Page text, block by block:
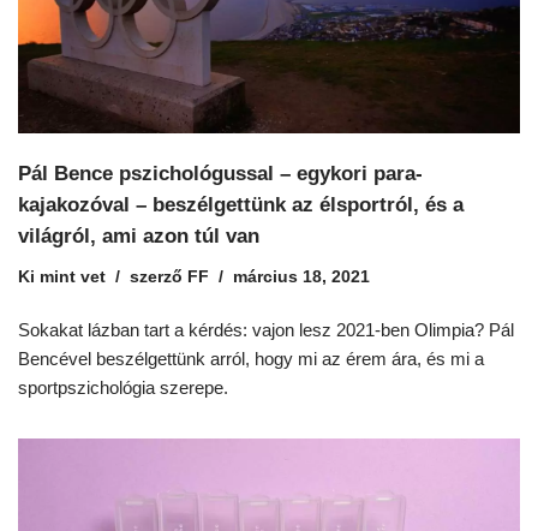
Pál Bence pszichológussal – egykori para-
kajakozóval – beszélgettünk az élsportról, és a
világról, ami azon túl van
Ki mint vet szerző FF március 18, 2021
Sokakat lázban tart a kérdés: vajon lesz 2021-ben Olimpia? Pál
Bencével beszélgettünk arról, hogy mi az érem ára, és mi a
sportpszichológia szerepe.